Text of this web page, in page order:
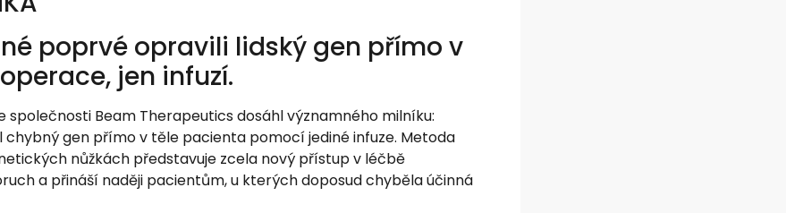
poprvé opravili lidský gen přímo v
jen infuzí.
společnosti Beam Therapeutics dosáhl významného milníku:
chybný gen přímo v těle pacienta pomocí jediné infuze. Metoda
nůžkách představuje zcela nový přístup v léčbě
a přináší naději pacientům, u kterých doposud chyběla účinná